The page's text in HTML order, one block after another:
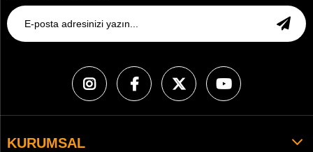
KURUMSAL